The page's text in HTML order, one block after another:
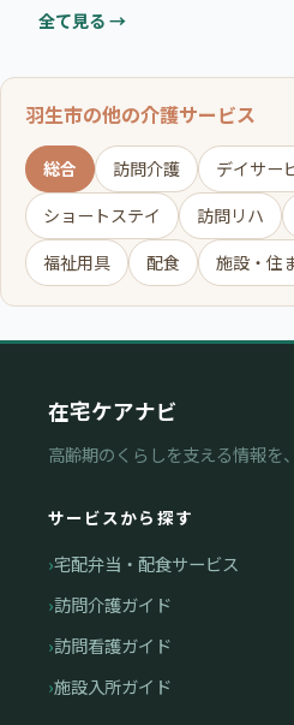
全て見る →
羽生市の他の介護サービス
総合 訪問介護 デイサー
ショートステイ
訪問リハ
福祉用具
配食 施設・住
在宅ケアナビ
高齢期のくらしを支える情報を
サービスから探す
宅配弁当・配食サービス
訪問介護ガイド
訪問看護ガイド
施設入所ガイド